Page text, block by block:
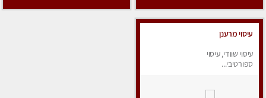
עיסוי מרענן
עיסוי שוודי, עיסוי
ספורטיבי...